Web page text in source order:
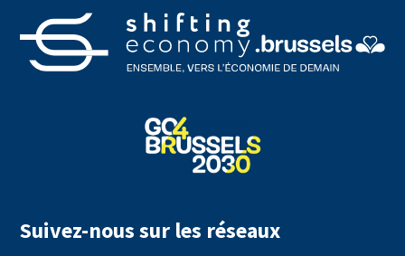
Suivez-nous sur les réseaux